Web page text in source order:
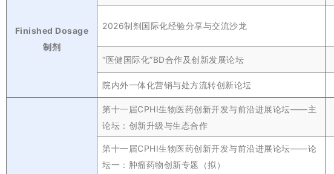
Finished Dosage
制剂
2026制剂国际化经验分享与交流沙龙
“医健国际化”BD合作及创新发展论坛
院内外一体化营销与处方流转创新论坛
第十一届CPHI生物医药创新开发与前沿进展论坛——主
论坛：创新升级与生态合作
第十一届CPHI生物医药创新开发与前沿进展论坛——论
坛一：肿瘤药物创新专题（拟）